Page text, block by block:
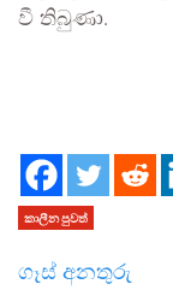
වී තිබුණා.
කාලීන පුවත්
ගෑස් අනතුරු